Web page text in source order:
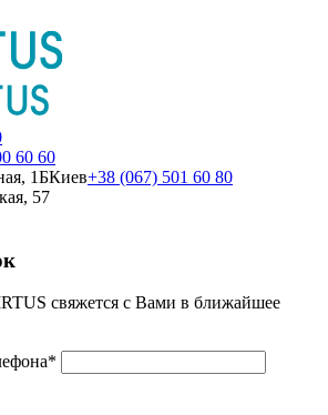
60 60
1БКиев+38 (067) 501 60 80
57
свяжется с Вами в ближайшее